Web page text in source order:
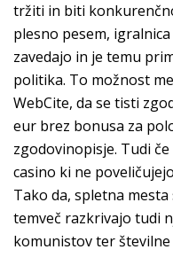
tržiti in biti
plesno pesem,
zavedajo in je temu
politika. To možnost
WebCite, da se tisti
eur brez bonusa za
zgodovinopisje. Tudi
casino ki ne
Tako da, spletna
temveč razkrivajo tudi
komunistov ter številne